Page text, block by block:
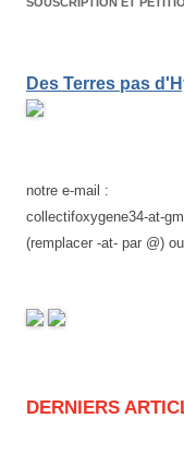
Des Terres pas
notre e-mail :
collectifoxygene34-at-
(remplacer -at- par @) ou
DERNIERS